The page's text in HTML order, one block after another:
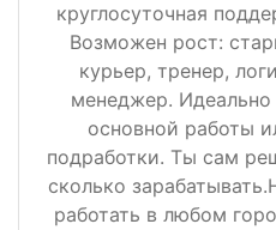
круглосуточная
Возможен рост:
курьер, тренер,
менеджер. Идеально
основной работы
подработки. Ты сам
сколько
работать в любом